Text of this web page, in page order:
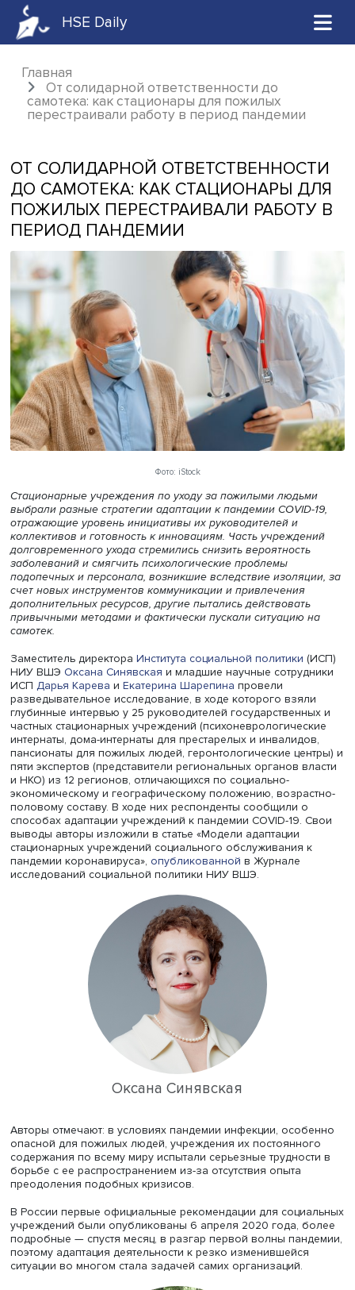
HSE Daily
Главная
От солидарной ответственности до
самотека: как стационары для пожилых
ОТ СОЛИДАРНОЙ
ДО САМОТЕКА: КАК СТАЦИОНАРЫ
ПОЖИЛЫХ ПЕРЕСТРАИВАЛИ
ПЕРИОД ПАНДЕМИИ
Фото: iStock
Стационарные учреждения по уходу за пожилыми
выбрали разные стратегии адаптации к пандемии
отражающие уровень инициативы их руководителей и
коллективов и готовность к инновациям. Часть
долговременного ухода стремились снизить
подопечных и персонала, возникшие вследствие
счет новых инструментов коммуникации и привлечения
дополнительных ресурсов, другие пытались
привычными методами и фактически пускали ситуацию
самотек.
Заместитель директораИнститута социальной политики
НИУ ВШЭОксана Синявскаяи младшие научные
ИСПДарья КареваиЕкатерина Шарепинапровели
разведывательное исследование, в ходе которого
глубинные интервью у 25 руководителей
частных стационарных учреждений
интернаты, дома-интернаты для престарелых и
пансионаты для пожилых людей, геронтологические
пяти экспертов (представители региональных органов
и НКО) из 12 регионов, отличающихся по социально-
экономическому и географическому положению,
половому составу. В ходе них респонденты сообщили о
способах адаптации учреждений к пандемии COVID-19.
выводы авторы изложили в статье «Модели адаптации
стационарных учреждений социального обслуживания
пандемии коронавируса»,опубликованной
исследований социальной политики НИУ ВШЭ.
Оксана Синявская